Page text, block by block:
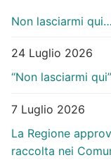
Non lasciarmi
24 Luglio 2026
“Non lasciarmi qui”
7 Luglio 2026
La Regione
raccolta nei